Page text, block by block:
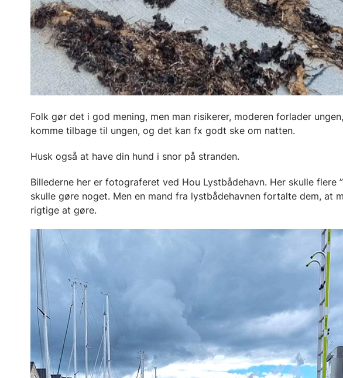
Folk gør det i god mening, men man risikerer, moderen forlader
komme tilbage til ungen, og det kan fx godt ske om natten.
Husk også at have din hund i snor på stranden.
Billederne her er fotograferet ved Hou Lystbådehavn. Her skulle flere
skulle gøre noget. Men en mand fra lystbådehavnen fortalte dem, at
rigtige at gøre.